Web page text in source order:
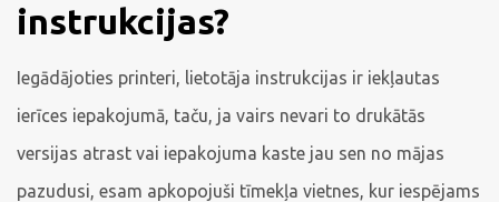
instrukcijas?
Iegādājoties printeri, lietotāja instrukcijas ir iekļautas
ierīces iepakojumā, taču, ja vairs nevari to drukātās
versijas atrast vai iepakojuma kaste jau sen no mājas
pazudusi, esam apkopojuši tīmekļa vietnes, kur iespējams